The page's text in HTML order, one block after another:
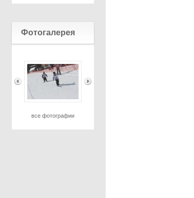
Фотогалерея
все фотографии